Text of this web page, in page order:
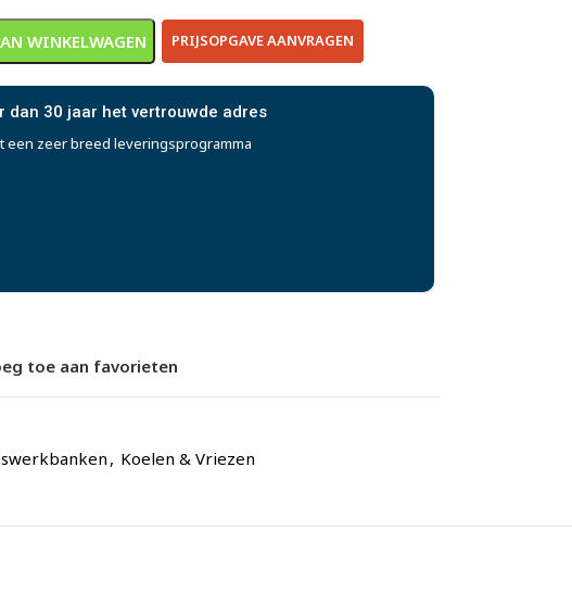
WINKELWAGEN PRIJSOPGAVE AANVRAGEN
dan 30 jaar het vertrouwde adres
een zeer breed leveringsprogramma
toe aan favorieten
, Koelen & Vriezen